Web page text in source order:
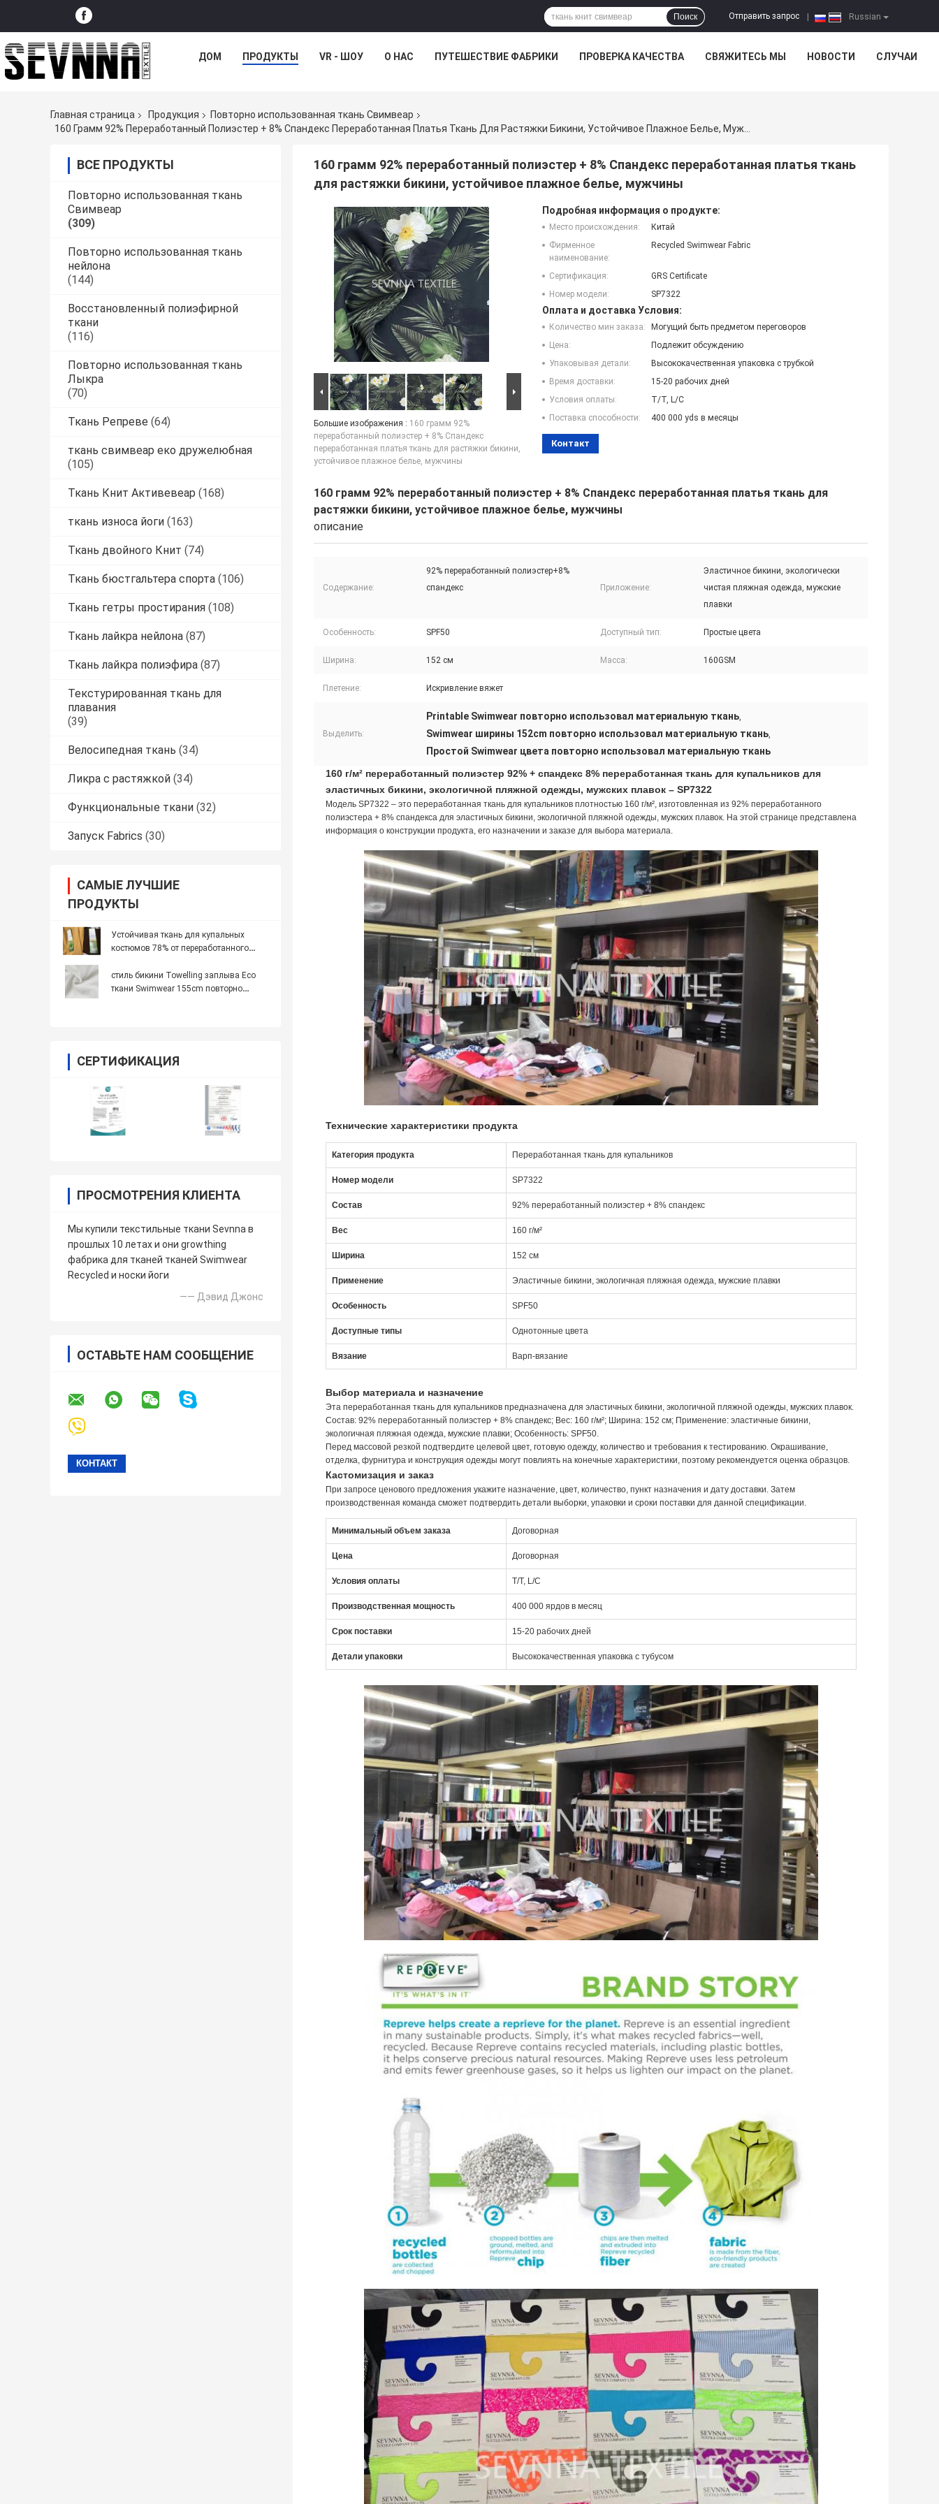
Russian
Отправить запрос
Поиск
ДОМ ПРОДУКТЫ VR - ШОУ О НАС ПУТЕШЕСТВИЕ ФАБРИКИ ПРОВЕРКА КАЧЕСТВА СВЯЖИТЕСЬ МЫ НОВОСТИ СЛУЧАИ
Главная страница Продукция
Повторно использованная ткань Свимвеар
ВСЕ ПРОДУКТЫ
Повторно использованная ткань
Свимвеар
(309)
Повторно использованная ткань
нейлона
(144)
Восстановленный полиэфирной
ткани
(116)
Повторно использованная ткань
Лыкра
(70)
Ткань Репреве (64)
ткань свимвеар еко дружелюбная
(105)
Ткань Книт Активевеар (168)
ткань износа йоги (163)
Ткань двойного Книт (74)
Ткань бюстгальтера спорта (106)
Ткань гетры простирания (108)
Ткань лайкра нейлона (87)
Ткань лайкра полиэфира (87)
Текстурированная ткань для
плавания
(39)
Велосипедная ткань (34)
Ликра с растяжкой (34)
Функциональные ткани (32)
Запуск Fabrics (30)
САМЫЕ ЛУЧШИЕ
ПРОДУКТЫ
Устойчивая ткань для купальных
костюмов 78% от переработанного
переработанных материалов
стиль бикини Towelling заплыва Eco
ткани Swimwear 155cm повторно
СЕРТИФИКАЦИЯ
ПРОСМОТРЕНИЯ КЛИЕНТА
Мы купили текстильные ткани Sevnna в
прошлых 10 летах и они growthing
фабрика для тканей тканей Swimwear
Recycled и носки йоги
—— Дэвид Джонс
ОСТАВЬТЕ НАМ СООБЩЕНИЕ
160 грамм 92% переработанный полиэстер + 8% Спандекс переработанная платья ткань
для растяжки бикини, устойчивое плажное белье, мужчины
Большие изображения : 160 грамм 92%
переработанный полиэстер + 8% Спандекс
переработанная платья ткань для растяжки бикини,
устойчивое плажное белье, мужчины
Подробная информация о продукте:
Место происхождения:
Китай
Фирменное
наименование:
Recycled Swimwear Fabric
Сертификация:
GRS Certificate
Номер модели:
SP7322
Оплата и доставка Условия:
Количество мин заказа:
Могущий быть предметом переговоров
Цена:
Подлежит обсуждению
Упаковывая детали:
Высококачественная упаковка с трубкой
Время доставки:
15-20 рабочих дней
Условия оплаты:
T/T, L/C
Поставка способности:
400 000 yds в месяцы
Контакт
160 грамм 92% переработанный полиэстер + 8% Спандекс переработанная платья ткань для
растяжки бикини, устойчивое плажное белье, мужчины
описание
Содержание:
92% переработанный полиэстер+8%
спандекс
Приложение:
Эластичное бикини, экологически
чистая пляжная одежда, мужские
плавки
Особенность: SPF50 Доступный тип: Простые цвета
Ширина: 152 см Масса: 160GSM
Плетение: Искривление вяжет
Выделить:
Printable Swimwear повторно использовал материальную ткань
Swimwear ширины 152cm повторно использовал материальную ткань
Простой Swimwear цвета повторно использовал материальную ткань
160 г/м² переработанный полиэстер 92% + спандекс 8% переработанная ткань для купальников для
эластичных бикини, экологичной пляжной одежды, мужских плавок – SP7322
Модель SP7322 – это переработанная ткань для купальников плотностью 160 г/м², изготовленная из 92% переработанного
полиэстера + 8% спандекса для эластичных бикини, экологичной пляжной одежды, мужских плавок. На этой странице представлена
информация о конструкции продукта, его назначении и заказе для выбора материала.
Технические характеристики продукта
Категория продукта Переработанная ткань для купальников
Номер модели SP7322
Состав 92% переработанный полиэстер + 8% спандекс
Вес 160 г/м²
Ширина 152 см
Применение Эластичные бикини, экологичная пляжная одежда, мужские плавки
Особенность SPF50
Доступные типы Однотонные цвета
Вязание Варп-вязание
Выбор материала и назначение
Эта переработанная ткань для купальников предназначена для эластичных бикини, экологичной пляжной одежды, мужских плавок.
Состав: 92% переработанный полиэстер + 8% спандекс; Вес: 160 г/м²; Ширина: 152 см; Применение: эластичные бикини,
экологичная пляжная одежда, мужские плавки; Особенность: SPF50.
Перед массовой резкой подтвердите целевой цвет, готовую одежду, количество и требования к тестированию. Окрашивание,
отделка, фурнитура и конструкция одежды могут повлиять на конечные характеристики, поэтому рекомендуется оценка образцов.
Кастомизация и заказ
При запросе ценового предложения укажите назначение, цвет, количество, пункт назначения и дату доставки. Затем
производственная команда сможет подтвердить детали выборки, упаковки и сроки поставки для данной спецификации.
Минимальный объем заказа Договорная
Цена Договорная
Условия оплаты T/T, L/C
Производственная мощность 400 000 ярдов в месяц
Срок поставки 15-20 рабочих дней
Детали упаковки Высококачественная упаковка с тубусом